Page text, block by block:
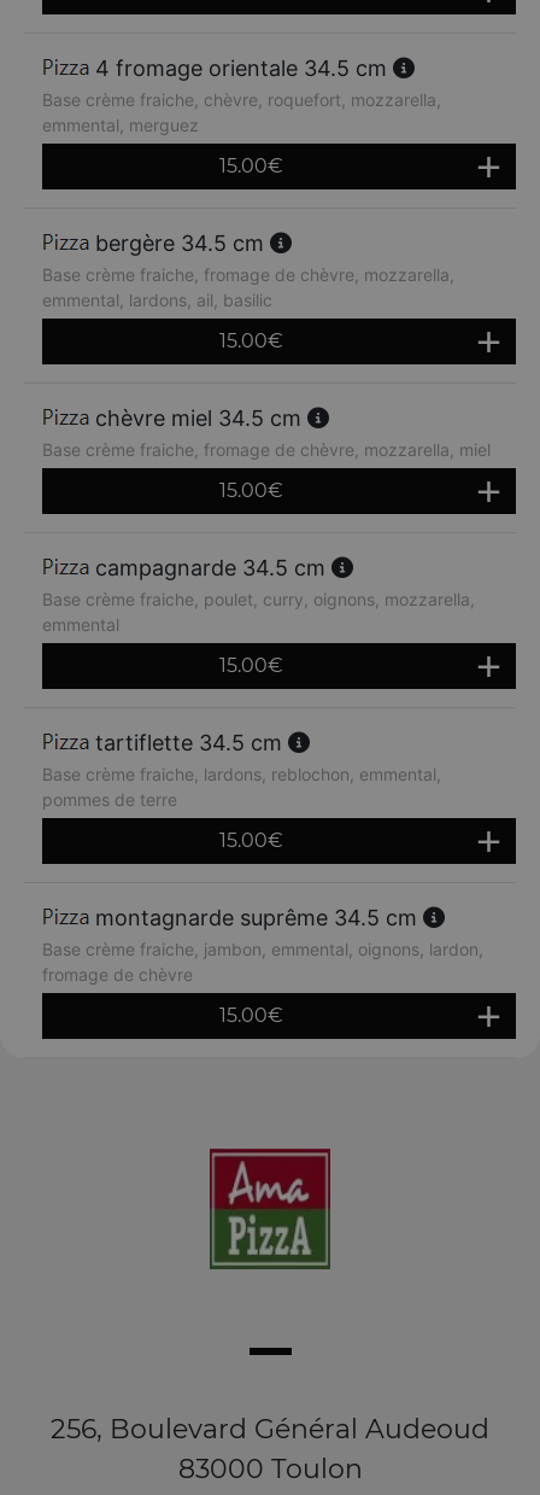
4 fromage orientale 34.5 cm
Base crème fraiche, chèvre, roquefort, mozzarella,
emmental, merguez
15.00€
bergère 34.5 cm
Base crème fraiche, fromage de chèvre, mozzarella,
emmental, lardons, ail, basilic
15.00€
chèvre miel 34.5 cm
Base crème fraiche, fromage de chèvre, mozzarella, miel
15.00€
campagnarde 34.5 cm
Base crème fraiche, poulet, curry, oignons, mozzarella,
emmental
15.00€
tartiflette 34.5 cm
Base crème fraiche, lardons, reblochon, emmental,
pommes de terre
15.00€
montagnarde suprême 34.5 cm
Base crème fraiche, jambon, emmental, oignons, lardon,
fromage de chèvre
15.00€
256, Boulevard Général Audeoud
83000 Toulon